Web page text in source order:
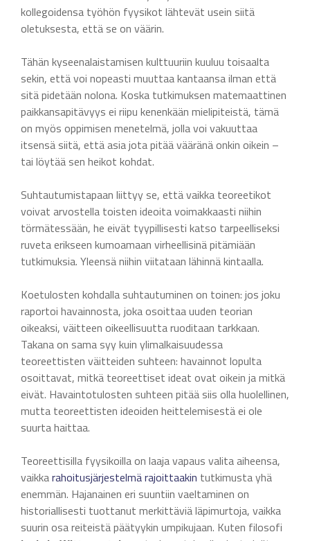
kollegoidensa työhön fyysikot lähtevät usein siitä
oletuksesta, että se on väärin.
Tähän kyseenalaistamisen kulttuuriin kuuluu toisaalta
sekin, että voi nopeasti muuttaa kantaansa ilman että
sitä pidetään nolona. Koska tutkimuksen matemaattinen
paikkansapitävyys ei riipu kenenkään mielipiteistä, tämä
on myös oppimisen menetelmä, jolla voi vakuuttaa
itsensä siitä, että asia jota pitää vääränä onkin oikein –
tai löytää sen heikot kohdat.
Suhtautumistapaan liittyy se, että vaikka teoreetikot
voivat arvostella toisten ideoita voimakkaasti niihin
törmätessään, he eivät tyypillisesti katso tarpeelliseksi
ruveta erikseen kumoamaan virheellisinä pitämiään
tutkimuksia. Yleensä niihin viitataan lähinnä kintaalla.
Koetulosten kohdalla suhtautuminen on toinen: jos joku
raportoi havainnosta, joka osoittaa uuden teorian
oikeaksi, väitteen oikeellisuutta ruoditaan tarkkaan.
Takana on sama syy kuin ylimalkaisuudessa
teoreettisten väitteiden suhteen: havainnot lopulta
osoittavat, mitkä teoreettiset ideat ovat oikein ja mitkä
eivät. Havaintotulosten suhteen pitää siis olla huolellinen,
mutta teoreettisten ideoiden heittelemisestä ei ole
suurta haittaa.
Teoreettisilla fyysikoilla on laaja vapaus valita aiheensa,
vaikkarahoitusjärjestelmärajoittaakin tutkimusta yhä
enemmän. Hajanainen eri suuntiin vaeltaminen on
historiallisesti tuottanut merkittäviä läpimurtoja, vaikka
suurin osa reiteistä päätyykin umpikujaan. Kuten filosofi